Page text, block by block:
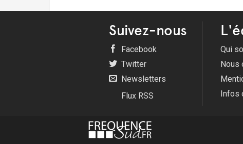
Suivez-nous
Facebook
Twitter
Newsletters
Flux RSS
Qui
Nous
Infos